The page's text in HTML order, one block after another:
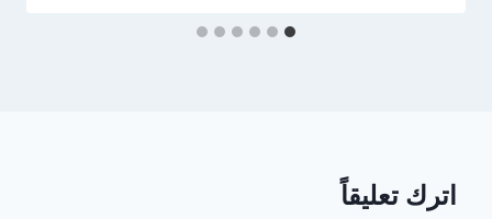
اترك تعليقاً